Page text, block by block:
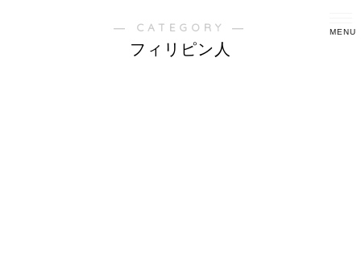
― CATEGORY ―
フィリピン人